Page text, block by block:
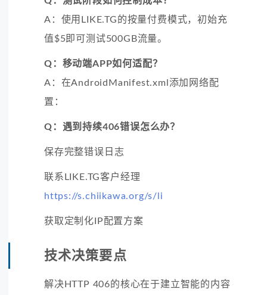
A：使用LIKE.TG的按量付费模式，初始充
值$5即可测试500GB流量。
Q：移动端APP如何适配？
A：在AndroidManifest.xml添加网络配
置：
Q：遇到持续406错误怎么办？
保存完整错误日志
联系LIKE.TG客户经理
https://s.chiikawa.org/s/li
获取定制化IP配置方案
技术决策要点
解决HTTP 406的核心在于建立智能的内容